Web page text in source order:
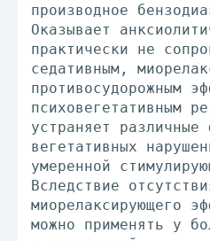
производное
Оказывает
практически не
седативным,
противосудорожным
психовегетативным
устраняет различные
вегетативных
умеренной
Вследствие
миорелаксирующего
можно применять у